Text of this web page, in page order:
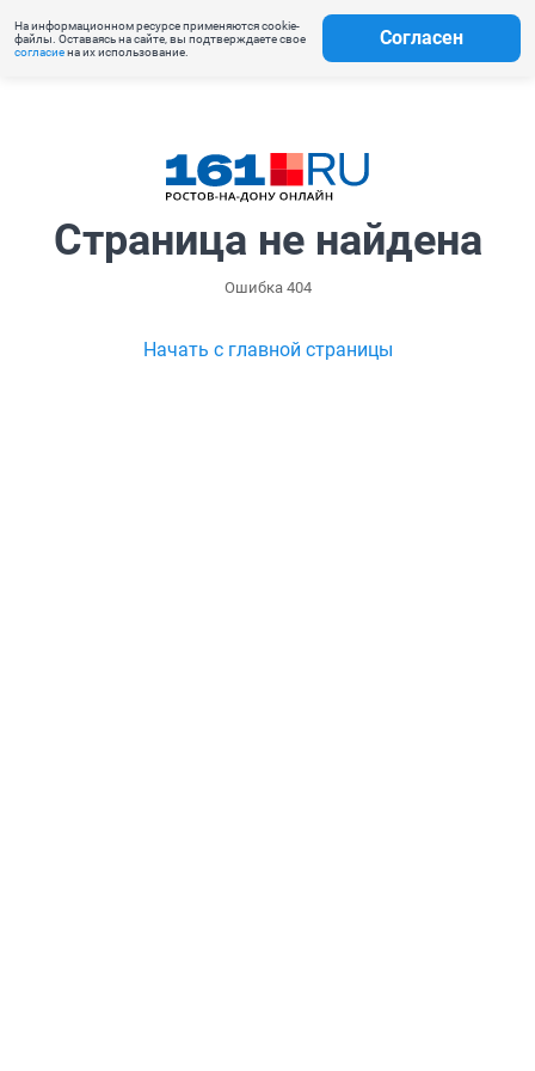
На информационном ресурсе применяются cookie-
файлы. Оставаясь на сайте, вы подтверждаете свое
согласиена их использование.
Согласен
Страница не найдена
Ошибка 404
Начать с главной страницы